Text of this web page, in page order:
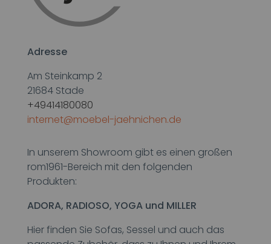
Adresse
Am Steinkamp 2
21684 Stade
+49414180080
internet@moebel-jaehnichen.de
In unserem Showroom gibt es einen großen
rom1961-Bereich mit den folgenden
Produkten:
ADORA, RADIOSO, YOGA und MILLER
Hier finden Sie Sofas, Sessel und auch das